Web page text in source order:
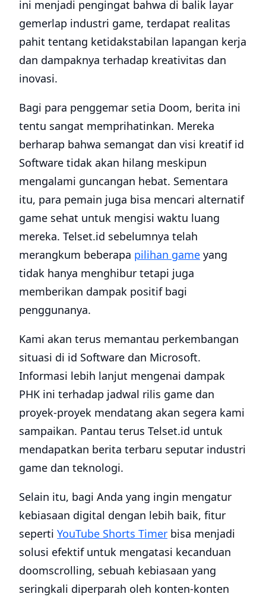
ini menjadi pengingat bahwa di balik layar
gemerlap industri game, terdapat realitas
pahit tentang ketidakstabilan lapangan kerja
dan dampaknya terhadap kreativitas dan
inovasi.
Bagi para penggemar setia Doom, berita ini
tentu sangat memprihatinkan. Mereka
berharap bahwa semangat dan visi kreatif id
Software tidak akan hilang meskipun
mengalami guncangan hebat. Sementara
itu, para pemain juga bisa mencari alternatif
game sehat untuk mengisi waktu luang
mereka. Telset.id sebelumnya telah
merangkum beberapa pilihan game yang
tidak hanya menghibur tetapi juga
memberikan dampak positif bagi
penggunanya.
Kami akan terus memantau perkembangan
situasi di id Software dan Microsoft.
Informasi lebih lanjut mengenai dampak
PHK ini terhadap jadwal rilis game dan
proyek-proyek mendatang akan segera kami
sampaikan. Pantau terus Telset.id untuk
mendapatkan berita terbaru seputar industri
game dan teknologi.
Selain itu, bagi Anda yang ingin mengatur
kebiasaan digital dengan lebih baik, fitur
seperti YouTube Shorts Timer bisa menjadi
solusi efektif untuk mengatasi kecanduan
doomscrolling, sebuah kebiasaan yang
seringkali diperparah oleh konten-konten